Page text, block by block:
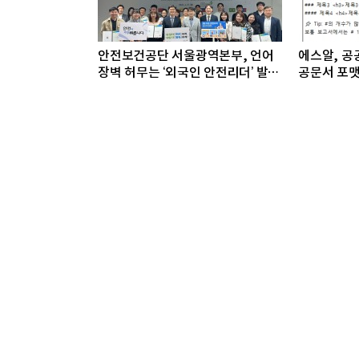
안전보건공단 서울광역본부, 언어
장벽 허무는 ‘외국인 안전리더’ 발대
에스알, 공
공문서 포